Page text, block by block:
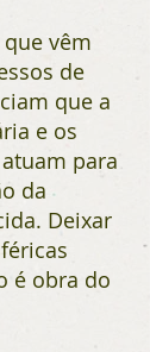
vêm
de
que a
e os
para
da
Deixar
é obra do